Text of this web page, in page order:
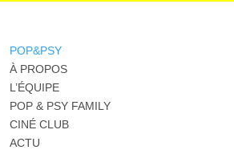
POP&PSY
À PROPOS
L’ÉQUIPE
POP & PSY FAMILY
CINÉ CLUB
ACTU